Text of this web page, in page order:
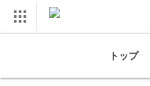
トップ